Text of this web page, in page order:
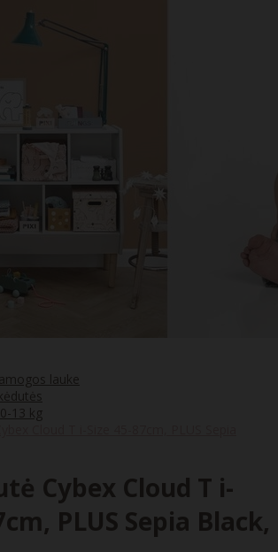
lauke
13 kg
Cybex Cloud T i-
PLUS Sepia Black,